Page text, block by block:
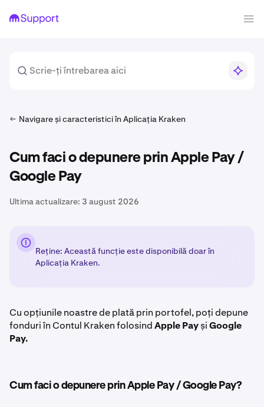
Navigare și caracteristici în Aplicația Kraken
Cum faci o depunere prin Apple Pay /
Google Pay
Ultima actualizare: 3 august 2026
Reține: Această funcție este disponibilă doar în
Aplicația Kraken.
Cu opțiunile noastre de plată prin portofel, poți depune
fonduri în Contul Kraken folosindApple PayșiGoogle
Pay.
Cum faci o depunere prin Apple Pay / Google Pay?